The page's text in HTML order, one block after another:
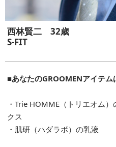
西林賢二 32歳
S-FIT
■あなたのGROOMENアイテム
・Trie HOMME（トリエオム
クス
・肌研（ハダラボ）の乳液